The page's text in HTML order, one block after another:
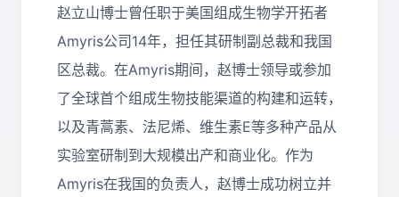
赵立山博士曾任职于美国组成生物学开拓者
Amyris公司14年，担任其研制副总裁和我国
区总裁。在Amyris期间，赵博士领导或参加
了全球首个组成生物技能渠道的构建和运转，
以及青蒿素、法尼烯、维生素E等多种产品从
实验室研制到大规模出产和商业化。作为
Amyris在我国的负责人，赵博士成功树立并